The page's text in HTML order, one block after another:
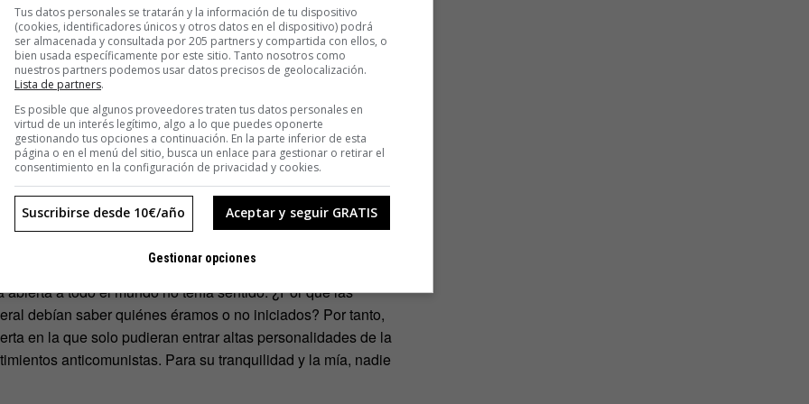
cuantos nazis croatas a poner a salvo sus fortunas casi de
Eterna fue donde me convertí en un hombre respetable
y, si bien mi única experiencia laboral había sido en una
una fábrica de colchones, y otro de confección de ropa».
la Democracia Cristiana y, como lo de los colchones y la
a una logia masónica: la Gian Domenico Romagnosi.
emprendedor y obsecuencia hizo que, en un tiempo récord,
que no estén familiarizados con la masonería, es como
a todo el mundo no tenía sentido. ¿Por qué las
debían saber quiénes éramos o no iniciados? Por tanto,
en la que solo pudieran entrar altas personalidades de la
anticomunistas. Para su tranquilidad y la mía, nadie
Tus datos personales se tratarán y la información de tu dispositivo
(cookies, identificadores únicos y otros datos en el dispositivo) podrá
ser almacenada y consultada por 205 partners y compartida con ellos, o
bien usada específicamente por este sitio. Tanto nosotros como
nuestros partners podemos usar datos precisos de geolocalización.
Lista de partners.
Es posible que algunos proveedores traten tus datos personales en
virtud de un interés legítimo, algo a lo que puedes oponerte
gestionando tus opciones a continuación. En la parte inferior de esta
página o en el menú del sitio, busca un enlace para gestionar o retirar el
consentimiento en la configuración de privacidad y cookies.
Aceptar y seguir GRATIS
Suscribirse desde 10€/año
Gestionar opciones